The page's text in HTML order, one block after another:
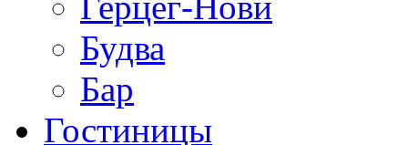
Будва
Бар
Гостиницы